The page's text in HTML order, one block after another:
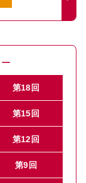
第18回
第15回
第12回
第9回